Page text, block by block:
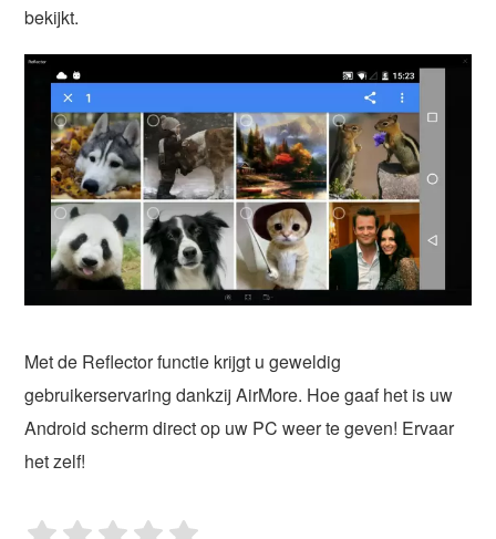
bekijkt.
Met de Reflector functie krijgt u geweldig
gebruikerservaring dankzij AirMore. Hoe gaaf het is uw
Android scherm direct op uw PC weer te geven! Ervaar
het zelf!